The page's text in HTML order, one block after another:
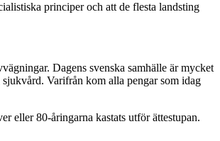
principer och att de flesta landsting
Dagens svenska samhälle är mycket
Varifrån kom alla pengar som idag
eller 80-åringarna kastats utför ättestupan.